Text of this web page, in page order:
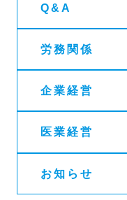
Q&A
労務関係
企業経営
医業経営
お知らせ